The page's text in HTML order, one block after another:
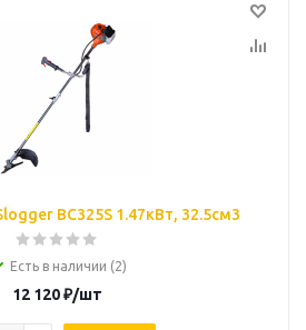
BC325S 1.47кВт, 32.5см3
Есть в наличии (2)
12 120₽/шт